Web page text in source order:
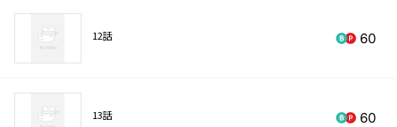
12話 60
13話 60